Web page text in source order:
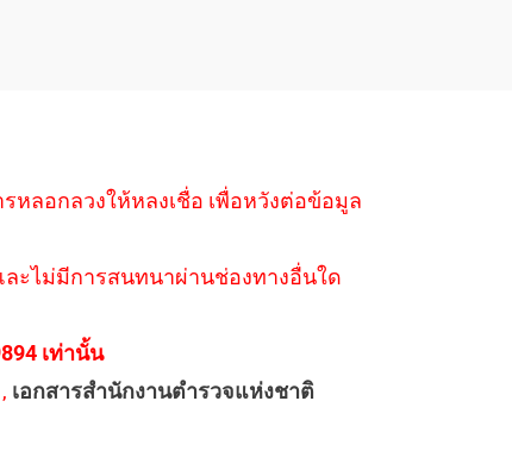
ลอกลวงให้หลงเชื่อ เพื่อหวังต่อข้อมูล
ละไม่มีการสนทนาผ่านช่องทางอื่นใด
เท่านั้น
เอกสารสำนักงานตำรวจแห่งชาติ